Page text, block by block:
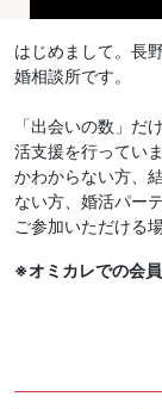
はじめまして。長
婚相談所です。
「出会いの数」だ
活支援を行ってい
かわからない方、
ない方、婚活パー
ご参加いただける
※オミカレでの会